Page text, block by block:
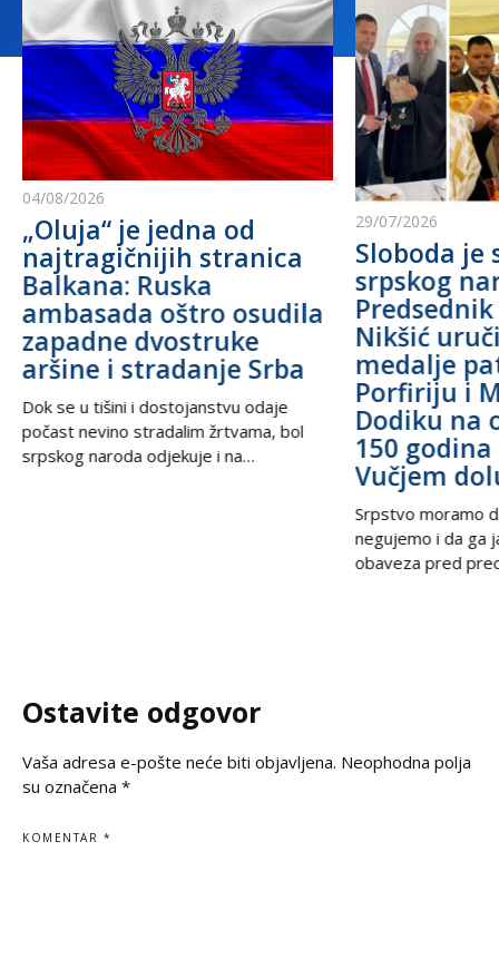
04/08/2026
„Oluja“ je jedna od
najtragičnijih stranica
Balkana: Ruska
ambasada oštro osudila
zapadne dvostruke
aršine i stradanje Srba
Dok se u tišini i dostojanstvu odaje
počast nevino stradalim žrtvama, bol
srpskog naroda odjekuje i na
29/07/2026
Sloboda je
srpskog
Nikšić
medalje
Porfiriju i
Dodiku na
150
Vučjem
Srpstvo moramo
negujemo i da ga
obaveza pred
Ostavite odgovor
Vaša adresa e-pošte neće biti objavljena. Neophodna polja
su označena *
KOMENTAR *